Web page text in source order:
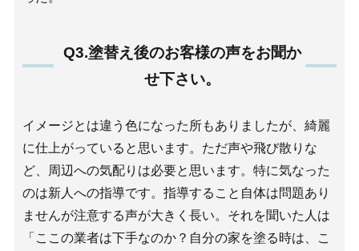
Q3.塗替え後のお客様の声をお聞か
せ下さい。
イメージとは違う色になった所もありましたが、綺麗
に仕上がっていると思います。ただ声や飛び散りな
ど、周辺への気配りは必要と思います。特に気なった
のは新人への指導です。指導すること自体は問題あり
ませんが注意する声が大きく長い。それを聞いた人は
「ここの業者は下手なのか？自分の家を塗る時は、こ